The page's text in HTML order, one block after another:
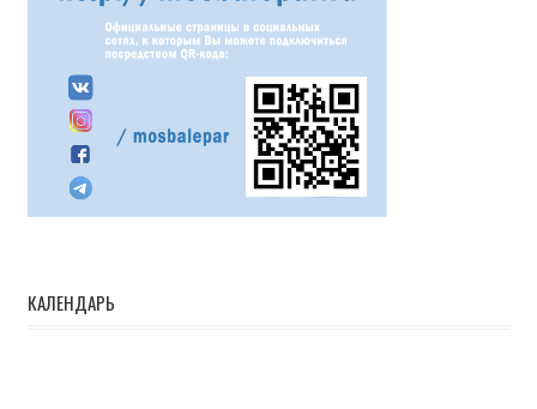
КАЛЕНДАРЬ